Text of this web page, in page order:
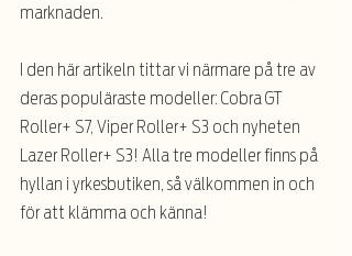
marknaden.
I den här artikeln tittar vi närmare på tre av
deras populäraste modeller: Cobra GT
Roller+ S7, Viper Roller+ S3 och nyheten
Lazer Roller+ S3! Alla tre modeller finns på
hyllan i yrkesbutiken, så välkommen in och
för att klämma och känna!